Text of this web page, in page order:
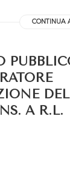
CONTINUA
A R.L.